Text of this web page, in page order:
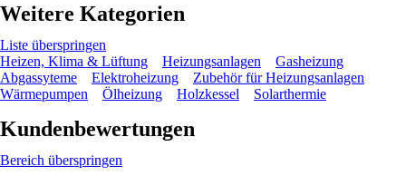
Weitere Kategorien
Liste überspringen
Heizen, Klima & Lüftung
Heizungsanlagen
Gasheizung
Abgassyteme
Elektroheizung
Zubehör für Heizungsanlagen
Wärmepumpen
Ölheizung Holzkessel Solarthermie
Kundenbewertungen
Bereich überspringen